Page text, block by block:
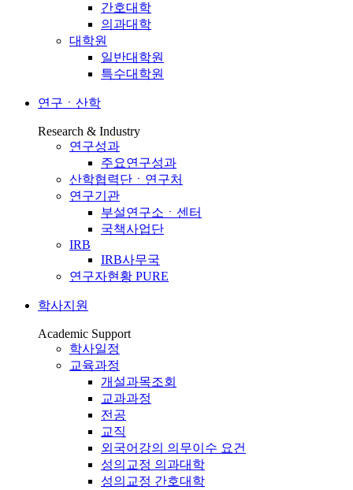
간호대학
의과대학
대학원
일반대학원
특수대학원
연구ㆍ산학
Research & Industry
연구성과
주요연구성과
산학협력단ㆍ연구처
연구기관
부설연구소ㆍ센터
국책사업단
IRB
IRB사무국
연구자현황 PURE
학사지원
Academic Support
학사일정
교육과정
개설과목조회
교과과정
전공
교직
외국어강의 의무이수 요건
성의교정 의과대학
성의교정 간호대학